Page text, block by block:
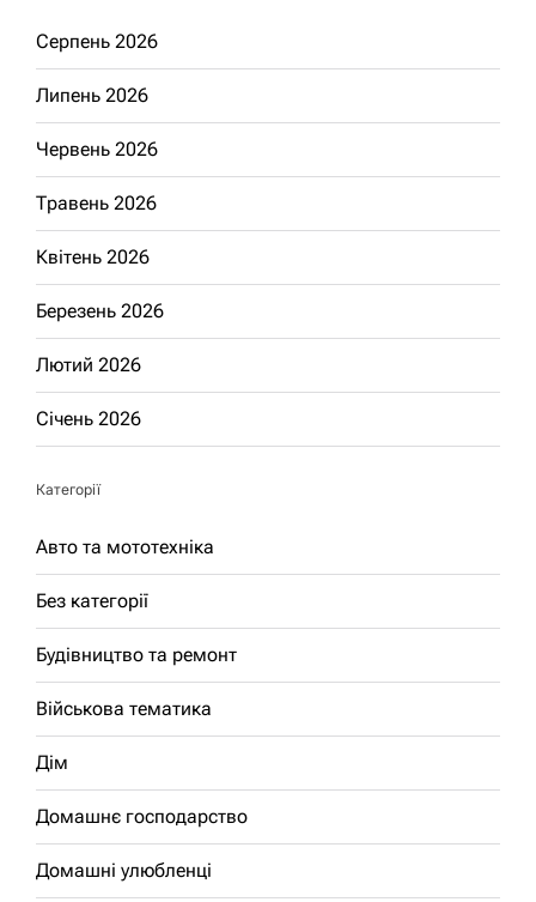
Серпень 2026
Липень 2026
Червень 2026
Травень 2026
Квітень 2026
Березень 2026
Лютий 2026
Січень 2026
Категорії
Авто та мототехніка
Без категорії
Будівництво та ремонт
Військова тематика
Дім
Домашнє господарство
Домашні улюбленці